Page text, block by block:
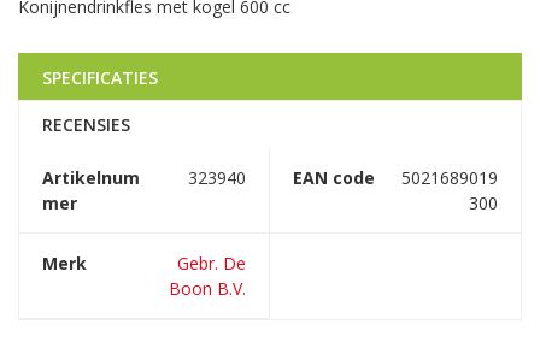
Konijnendrinkfles met kogel 600 cc
SPECIFICATIES
RECENSIES
Artikelnum
mer
323940 EAN code
5021689019
300
Merk
Gebr. De
Boon B.V.